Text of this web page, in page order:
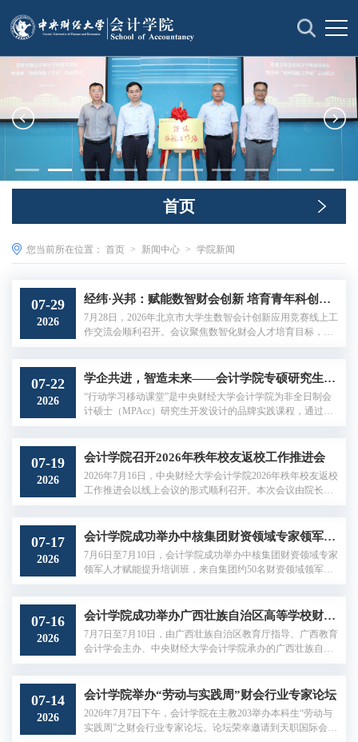
首页
您当前所在位置： 首页 > 新闻中心 > 学院新闻
07-29
2026
经纬·兴邦：赋能数智财会创新 培育青年科创力量——2026年北京市大学生数智会计创新应用竞赛工作交流会圆满召开
7月28日，2026年北京市大学生数智会计创新应用竞赛线上工
作交流会顺利召开。会议聚焦数智化财会人才培育目标，围
经大学会计学院副院长郑登津，会计学院财务会计系教师、
学生专业拓展中心成员徐实出席会议，全市各高校赛事联络
教师、参赛学生队长线上参会，在线参会规模近百人。本次
会议由中央财经大学会计学院团委书...
07-22
2026
学企共进，智造未来——会计学院专硕研究生走进宇通集团
“行动学习移动课堂”是中央财经大学会计学院为非全日制会
计硕士（MPAcc）研究生开发设计的品牌实践课程，通过校
学院非全日制研究生已先后走进重庆、杭州、北京、成都、
青岛、烟台等地知名企业开展交流学习。2026年7月，2025级
非全日制会计硕士研究生研学团在专硕中心组织下，由张亚
男老师带队，赴河南郑州宇通集团...
07-19
2026
会计学院召开2026年秩年校友返校工作推进会
2026年7月16日，中央财经大学会计学院2026年秩年校友返校
工作推进会以线上会议的形式顺利召开。本次会议由院长吴
人刘怡帆齐聚云端，共同研讨本年度秩年校友返校活动各项
筹备事宜，共话绵长校友情、共叙深厚母校情。会上，校友
工作负责人刘怡帆介绍了2026年秩年校友返校日安排及学院
秩年校友返校实施方案。本次返校日...
07-17
2026
会计学院成功举办中核集团财资领域专家领军人才赋能提升培训班
7月6日至7月10日，会计学院成功举办中核集团财资领域专家
领军人才赋能提升培训班，来自集团约50名财资领域领军人
学院院长吴溪、副院长赵雪媛出席开班仪式。吴溪院长结合
中核集团发展需求与我院学科办学优势，详细介绍了此次培
训的课程体系、师资配置与教学安排，清晰阐明培训核心培
养导向。吴迪副主任指出，本次培训...
07-16
2026
会计学院成功举办广西壮族自治区高等学校财务负责人培训班
7月7日至7月10日，由广西壮族自治区教育厅指导、广西教育
会计学会主办、中央财经大学会计学院承办的广西壮族自治
训。7月7日，广西壮族自治区教育厅财务处副处长唐永华，
广西教育会计学会会长、广西中医药大学副校长何刚亮，中
央财经大学副校长李建军，中央财经大学继续教育工作办公
室主任李伟，中央财经大学会计学院副...
07-14
2026
会计学院举办“劳动与实践周”财会行业专家论坛
2026年7月7日下午，会计学院在主教203举办本科生“劳动与
实践周”之财会行业专家论坛。论坛荣幸邀请到天职国际会计